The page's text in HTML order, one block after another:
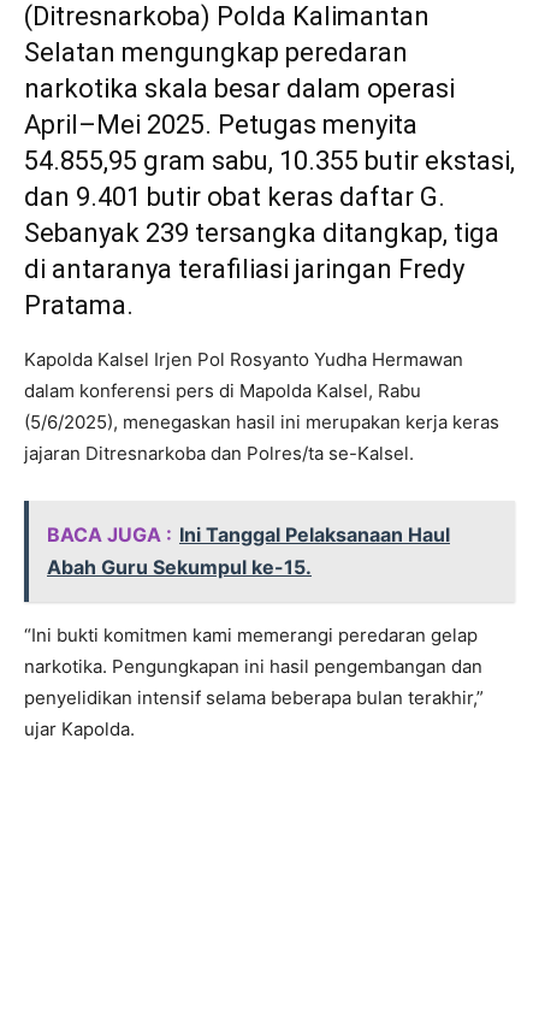
(Ditresnarkoba) Polda Kalimantan
Selatan mengungkap peredaran
narkotika skala besar dalam operasi
April–Mei 2025. Petugas menyita
54.855,95 gram sabu, 10.355 butir ekstasi,
dan 9.401 butir obat keras daftar G.
Sebanyak 239 tersangka ditangkap, tiga
di antaranya terafiliasi jaringan Fredy
Pratama.
Kapolda Kalsel Irjen Pol Rosyanto Yudha Hermawan
dalam konferensi pers di Mapolda Kalsel, Rabu
(5/6/2025), menegaskan hasil ini merupakan kerja keras
jajaran Ditresnarkoba dan Polres/ta se-Kalsel.
BACA JUGA : Ini Tanggal Pelaksanaan Haul
Abah Guru Sekumpul ke-15.
“Ini bukti komitmen kami memerangi peredaran gelap
narkotika. Pengungkapan ini hasil pengembangan dan
penyelidikan intensif selama beberapa bulan terakhir,”
ujar Kapolda.